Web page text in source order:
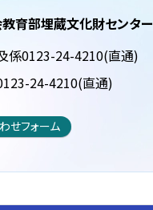
育部埋蔵文化財センター
係0123-24-4210(直通)
24-4210(直通)
せフォーム